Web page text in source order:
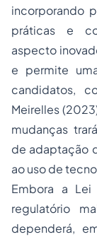
incorporando
práticas e
aspecto
e permite
candidatos,
Meirelles
mudanças
de adaptação
ao uso de
Embora a
regulatório
dependerá,